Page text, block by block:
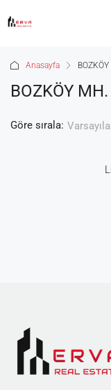
Anasayfa BOZKÖY
BOZKÖY MH.
Göre sırala: